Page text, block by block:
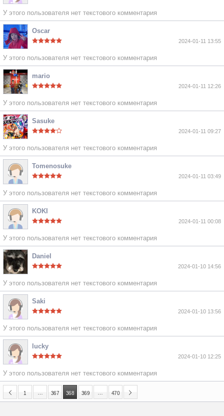
У этого пользователя нет текстового комментария
Oscar
2024-01-11 13:55
У этого пользователя нет текстового комментария
mario
2024-01-11 12:26
У этого пользователя нет текстового комментария
Sasuke
2024-01-11 09:27
У этого пользователя нет текстового комментария
Tomenosuke
2024-01-11 03:49
У этого пользователя нет текстового комментария
KOKI
2024-01-11 00:08
У этого пользователя нет текстового комментария
Daniel
2024-01-10 14:56
У этого пользователя нет текстового комментария
Saki
2024-01-10 13:56
У этого пользователя нет текстового комментария
lucky
2024-01-10 12:25
У этого пользователя нет текстового комментария
1 367 368 369 470